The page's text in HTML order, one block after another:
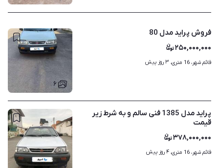
۶
فروش پراید مدل 80
۲۵۰,۰۰۰,۰۰۰
قائم شهر، 16 متری، ۳ روز پیش
۳
پراید مدل 1385 فنی سالم و به شرط زیر
قیمت
۳۷۸,۰۰۰,۰۰۰
قائم شهر، 16 متری، ۴ روز پیش